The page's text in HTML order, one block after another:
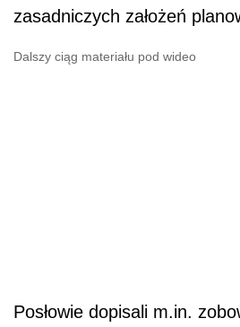
zasadniczych założeń
Dalszy ciąg materiału pod wideo
Posłowie dopisali m.in.